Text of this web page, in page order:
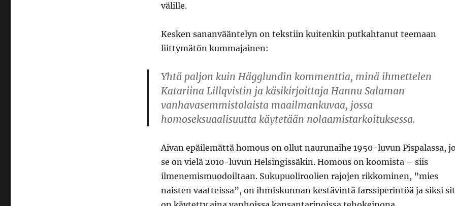
välille.
Kesken sananvääntelyn on tekstiin kuitenkin putkahtanut teemaan
liittymätön kummajainen:
Yhtä paljon kuin Hägglundin kommenttia, minä ihmettelen
Katariina Lillqvistin ja käsikirjoittaja Hannu Salaman
vanhavasemmistolaista maailmankuvaa, jossa
homoseksuaalisuutta käytetään nolaamistarkoituksessa.
Aivan epäilemättä homous on ollut naurunaihe 1950-luvun Pispalassa,
se on vielä 2010-luvun Helsingissäkin. Homous on koomista – siis
ilmenemismuodoiltaan. Sukupuoliroolien rajojen rikkominen, ”mies
naisten vaatteissa”, on ihmiskunnan kestävintä farssiperintöä ja siksi